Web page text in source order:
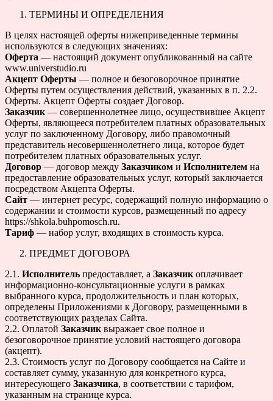
ТЕРМИНЫ И ОПРЕДЕЛЕНИЯ
В целях настоящей оферты нижеприведенные термины
используются в следующих значениях:
Оферта — настоящий документ опубликованный на сайте
www.universtudio.ru
Акцепт Оферты — полное и безоговорочное принятие
Оферты путем осуществления действий, указанных в п. 2.2.
Оферты. Акцепт Оферты создает Договор.
Заказчик — совершеннолетнее лицо, осуществившее Акцепт
Оферты, являющееся потребителем платных образовательных
услуг по заключенному Договору, либо правомочный
представитель несовершеннолетнего лица, которое будет
потребителем платных образовательных услуг.
Договор — договор между Заказчиком и Исполнителем на
предоставление образовательных услуг, который заключается
посредством Акцепта Оферты.
Сайт — интернет ресурс, содержащий полную информацию о
cодержании и стоимости курсов, размещенный по адресу
https://shkola.buhpomosch.ru.
Тариф — набор услуг, входящих в стоимость курса.
ПРЕДМЕТ ДОГОВОРА
2.1. Исполнитель предоставляет, а Заказчик оплачивает
информационно-консультационные услуги в рамках
выбранного курса, продолжительность и план которых,
определены Приложениями к Договору, размещенными в
соответствующих разделах Сайта.
2.2. Оплатой Заказчик выражает свое полное и
безоговорочное принятие условий настоящего договора
(акцепт).
2.3. Стоимость услуг по Договору сообщается на Сайте и
составляет сумму, указанную для конкретного курса,
интересующего Заказчика, в соответствии с тарифом,
указанным на странице курса.